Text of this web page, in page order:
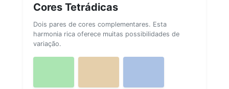
Cores Tetrádicas
Dois pares de cores complementares. Esta
harmonia rica oferece muitas possibilidades de
variação.